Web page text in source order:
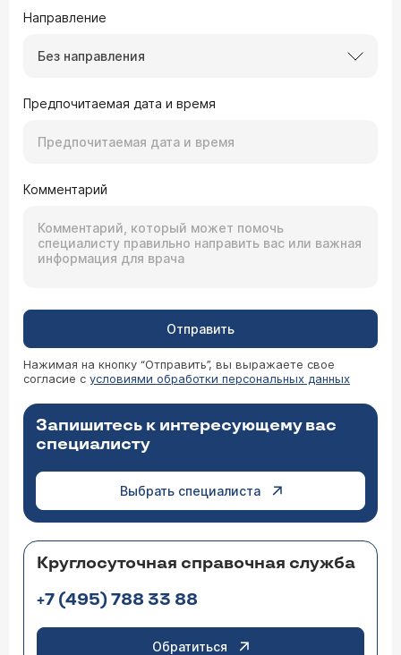
Направление
Без направления
Предпочитаемая дата и время
Комментарий
Отправить
Нажимая на кнопку “Отправить”, вы выражаете свое
согласие с условиями обработки персональных данных
Запишитесь к интересующему вас
специалисту
Выбрать специалиста
Круглосуточная справочная служба
+7 (495) 788 33 88
Обратиться